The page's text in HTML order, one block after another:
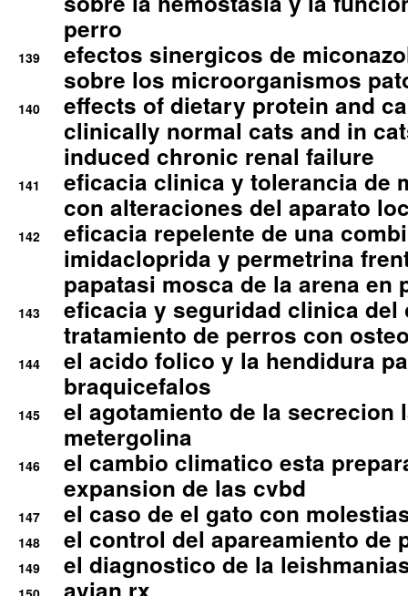
perro
139
efectos sinergicos de
sobre los microorganismos
140
effects of dietary protein and
clinically normal cats and in
induced chronic renal failure
141
eficacia clinica y tolerancia de
con alteraciones del aparato
142
eficacia repelente de una
imidacloprida y permetrina
papatasi mosca de la arena en
143
eficacia y seguridad clinica del
tratamiento de perros con
144
el acido folico y la hendidura
braquicefalos
145
el agotamiento de la secrecion
metergolina
146
el cambio climatico esta
expansion de las cvbd
147 el caso de el gato con
148 el control del apareamiento de
149 el diagnostico de la